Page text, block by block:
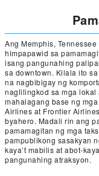
Ang Memphis,
himpapawid sa
isang pangunahing
sa downtown. Kilala ito
na nagbibigay ng
naglilingkod sa mga
mahalagang base ng
Airlines at Frontier
byahero. Madali rin ang
pamamagitan ng mga
pampublikong sasakyan
kaya’t mabilis at abot-
pangunahing atraksyon.